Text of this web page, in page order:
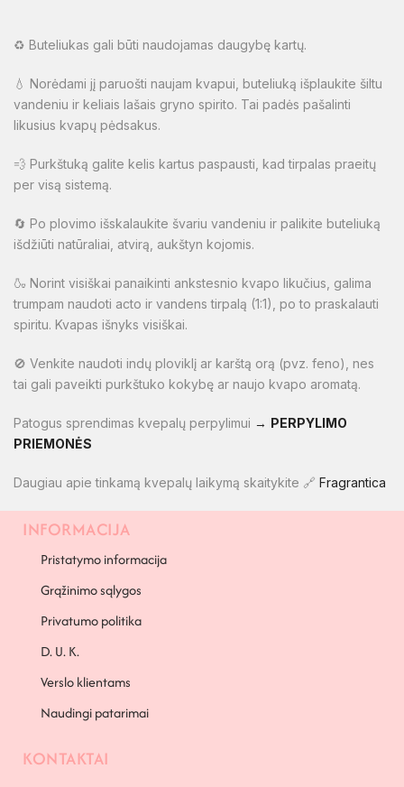
♻️ Buteliukas gali būti naudojamas daugybę kartų.
💧 Norėdami jį paruošti naujam kvapui, buteliuką išplaukite šiltu
vandeniu ir keliais lašais gryno spirito. Tai padės pašalinti
likusius kvapų pėdsakus.
💨 Purkštuką galite kelis kartus paspausti, kad tirpalas praeitų
per visą sistemą.
🔄 Po plovimo išskalaukite švariu vandeniu ir palikite buteliuką
išdžiūti natūraliai, atvirą, aukštyn kojomis.
🍶 Norint visiškai panaikinti ankstesnio kvapo likučius, galima
trumpam naudoti acto ir vandens tirpalą (1:1), po to praskalauti
spiritu. Kvapas išnyks visiškai.
🚫 Venkite naudoti indų ploviklį ar karštą orą (pvz. feno), nes
tai gali paveikti purkštuko kokybę ar naujo kvapo aromatą.
Patogus sprendimas kvepalų perpylimui → PERPYLIMO
PRIEMONĖS
Daugiau apie tinkamą kvepalų laikymą skaitykite 🔗 Fragrantica
PAPILDOMA INFORMACIJA
INFORMACIJA
Pristatymo informacija
Grąžinimo sąlygos
Privatumo politika
D. U. K.
Verslo klientams
Naudingi patarimai
KONTAKTAI